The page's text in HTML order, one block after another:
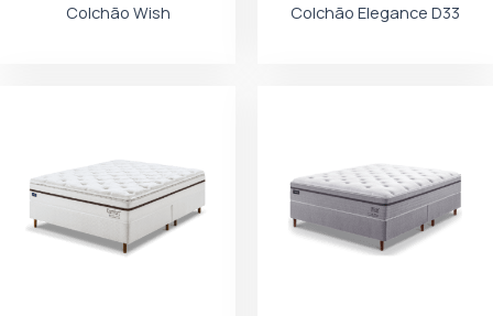
Colchão Wish Colchão Elegance D33